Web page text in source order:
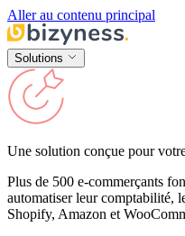
Aller au contenu principal
Solutions
Une solution conçue pour
Plus de 500 e-commerçants
automatiser leur comptabilité,
Shopify, Amazon et